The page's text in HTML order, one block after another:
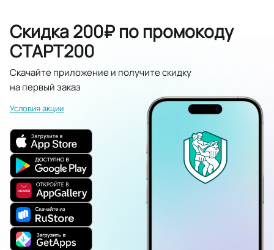
Скидка 200₽ по промокоду
СТАРТ200
Скачайте приложение и получите скидку
на первый заказ
Условия акции